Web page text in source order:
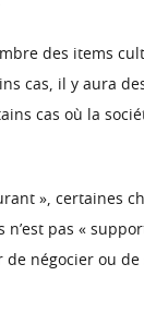
des items
cas, il y aura
cas où la
», certaines
pas «
négocier ou